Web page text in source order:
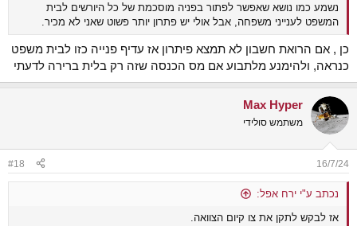
נשמע כמו נושא שאפשר לפתור בפניה מוסכמת של כל היורשים לבית
המשפט לענייני משפחה, אבל אולי יש פתרון יותר פשוט שאני לא מכיר.
כן , אם הרואת חשבון לא תמצא פיתרון אז עדיף פנייה כזו לבית משפט
כנראה, ולהימנע מלתבוע אם מס הכנסה שזה רק בלית ברירה לדעתי
Max Hyper
משתמש סולידי
16/7/24
#18
נכתב ע"י ירח אפל:
אז לבקש לתקן את צו קיום הצוואה.